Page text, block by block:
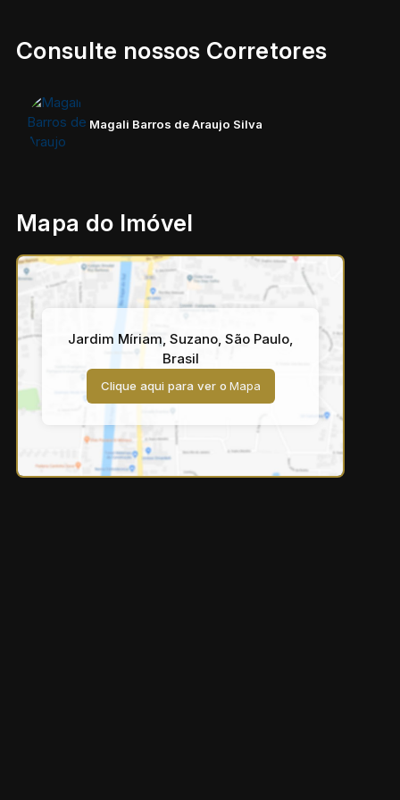
Consulte nossos Corretores
Magali Barros de Araujo Silva
Mapa do Imóvel
Jardim Míriam Suzano São Paulo
Brasil
Clique aqui para ver o Mapa